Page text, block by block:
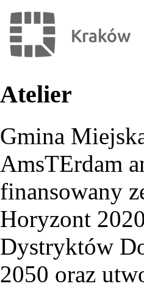
Atelier
Gmina
AmsTErdam
finansowany
Horyzont
Dystryktów
2050 oraz